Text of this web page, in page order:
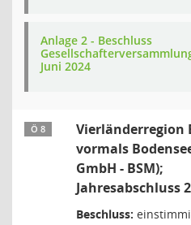
Anlage 2 - Beschluss
Juni 2024
Ö 8
Vierländerregion
vormals
GmbH - BSM);
Jahresabschluss
Beschluss: